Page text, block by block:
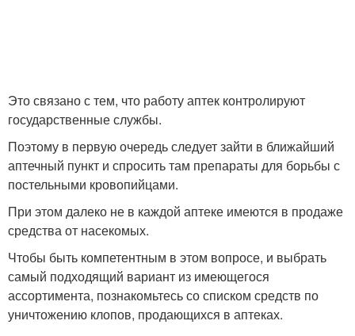
Это связано с тем, что работу аптек контролируют
государственные службы.
Поэтому в первую очередь следует зайти в ближайший
аптечный пункт и спросить там препараты для борьбы с
постельными кровопийцами.
При этом далеко не в каждой аптеке имеются в продаже
средства от насекомых.
Чтобы быть компетентным в этом вопросе, и выбрать
самый подходящий вариант из имеющегося
ассортимента, познакомьтесь со списком средств по
уничтожению клопов, продающихся в аптеках.